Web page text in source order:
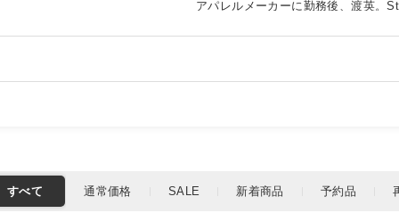
アパレルメーカーに勤務後、渡英。
その後、フリーランスのバイヤー・